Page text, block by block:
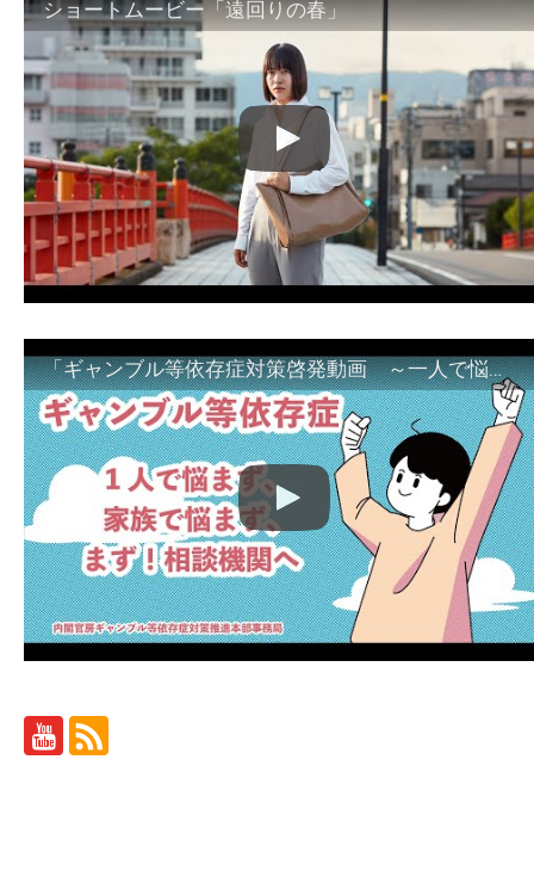
ショートムービー「遠回りの春」
「ギャンブル等依存症対策啓発動画 ～一人で悩まず、家族で悩まず、まず！相談機関へ～」